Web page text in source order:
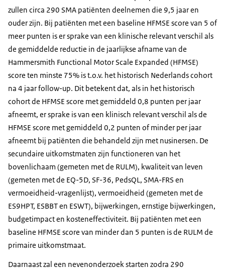
zullen circa 290 SMA patiënten deelnemen die 9,5 jaar en
ouder zijn. Bij patiënten met een baseline HFMSE score van 5 of
meer punten is er sprake van een klinische relevant verschil als
de gemiddelde reductie in de jaarlijkse afname van de
Hammersmith Functional Motor Scale Expanded (HFMSE)
score ten minste 75% is t.o.v. het historisch Nederlands cohort
na 4 jaar follow-up. Dit betekent dat, als in het historisch
cohort de HFMSE score met gemiddeld 0,8 punten per jaar
afneemt, er sprake is van een klinisch relevant verschil als de
HFMSE score met gemiddeld 0,2 punten of minder per jaar
afneemt bij patiënten die behandeld zijn met nusinersen. De
secundaire uitkomstmaten zijn functioneren van het
bovenlichaam (gemeten met de RULM), kwaliteit van leven
(gemeten met de EQ-5D, SF-36, PedsQL, SMA-FRS en
vermoeidheid-vragenlijst), vermoeidheid (gemeten met de
ES9HPT, ESBBT en ESWT), bijwerkingen, ernstige bijwerkingen,
budgetimpact en kosteneffectiviteit. Bij patiënten met een
baseline HFMSE score van minder dan 5 punten is de RULM de
primaire uitkomstmaat.
Daarnaast zal een nevenonderzoek starten zodra 290